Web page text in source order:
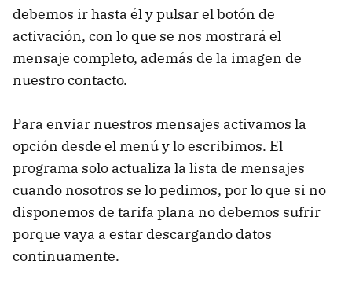
debemos ir hasta él y pulsar el botón de
activación, con lo que se nos mostrará el
mensaje completo, además de la imagen de
nuestro contacto.
Para enviar nuestros mensajes activamos la
opción desde el menú y lo escribimos. El
programa solo actualiza la lista de mensajes
cuando nosotros se lo pedimos, por lo que si no
disponemos de tarifa plana no debemos sufrir
porque vaya a estar descargando datos
continuamente.